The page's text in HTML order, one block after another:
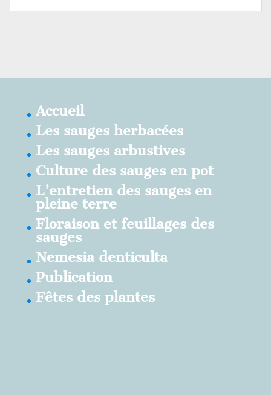
Accueil
Les sauges herbacées
Les sauges arbustives
Culture des sauges en pot
L’entretien des sauges en
pleine terre
Floraison et feuillages des
sauges
Nemesia denticulta
Publication
Fêtes des plantes